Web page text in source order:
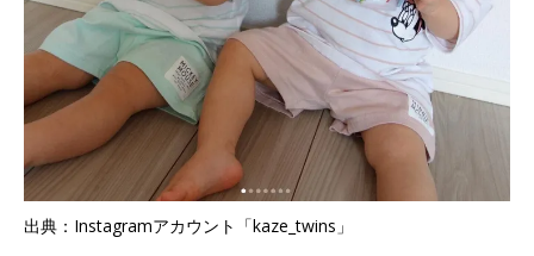
出典：Instagramアカウント「kaze_twins」